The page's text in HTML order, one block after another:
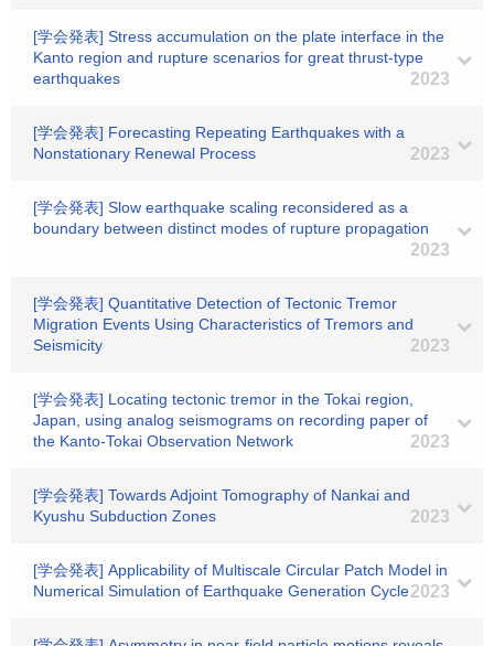
[学会発表] Stress accumulation on the plate interface in the
Kanto region and rupture scenarios for great thrust-type
earthquakes
2023
[学会発表] Forecasting Repeating Earthquakes with a
Nonstationary Renewal Process
2023
[学会発表] Slow earthquake scaling reconsidered as a
boundary between distinct modes of rupture propagation
2023
[学会発表] Quantitative Detection of Tectonic Tremor
Migration Events Using Characteristics of Tremors and
Seismicity
2023
[学会発表] Locating tectonic tremor in the Tokai region,
Japan, using analog seismograms on recording paper of
the Kanto-Tokai Observation Network
2023
[学会発表] Towards Adjoint Tomography of Nankai and
Kyushu Subduction Zones
2023
[学会発表] Applicability of Multiscale Circular Patch Model in
Numerical Simulation of Earthquake Generation Cycle2023